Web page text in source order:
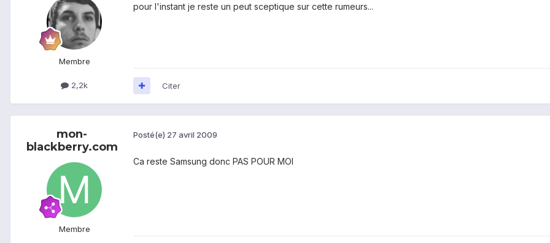
Membre
2,2k
pour l'instant je reste un peut sceptique sur cette rumeurs...
Citer
mon-
blackberry.com
Membre
Posté(e) 27 avril 2009
Ca reste Samsung donc PAS POUR MOI